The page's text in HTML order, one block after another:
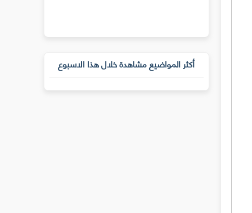
أكثر المواضيع مشاهدة خلال هذا الاسبوع